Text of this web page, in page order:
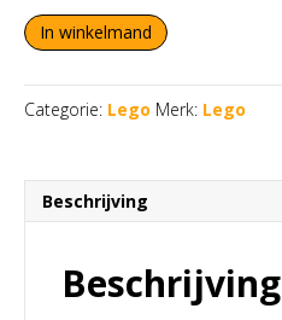
LEGO
75443
Wars
Grogu's
In winkelmand
Categorie: Lego Merk: Lego
Beschrijving
Beschrijving